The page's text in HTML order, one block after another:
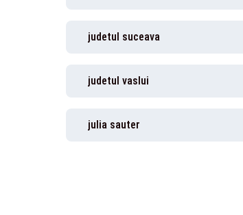
judetul suceava
judetul vaslui
julia sauter